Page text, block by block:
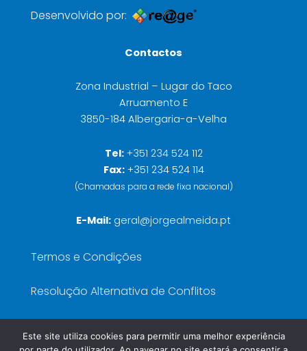
Desenvolvido por:
Contactos
Zona Industrial – Lugar do Taco
Arruamento E
3850-184 Albergaria-a-Velha
Tel: +351 234 524 112
Fax:+351 234 524 114
(Chamadas para a rede fixa nacional)
E-Mail: geral@jorgealmeida.pt
Termos e Condições
Resolução Alternativa de Conflitos
Este site utiliza cookies para permitir uma melhor experiência